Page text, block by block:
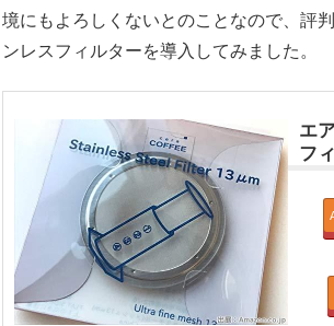
境にもよろしくないとのことなので、評
ンレスフィルターを導入してみました。
エ
フ